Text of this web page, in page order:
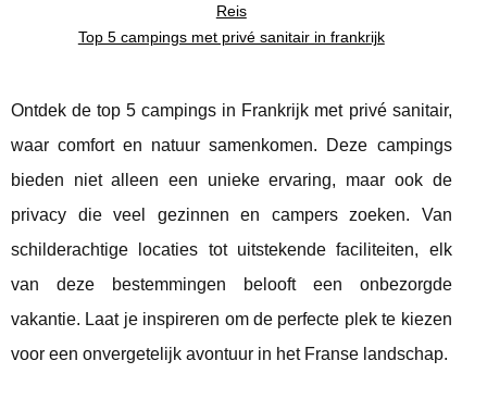
Reis
Top 5 campings met privé sanitair in frankrijk
Ontdek de top 5 campings in Frankrijk met privé sanitair,
waar comfort en natuur samenkomen. Deze campings
bieden niet alleen een unieke ervaring, maar ook de
privacy die veel gezinnen en campers zoeken. Van
schilderachtige locaties tot uitstekende faciliteiten, elk
van deze bestemmingen belooft een onbezorgde
vakantie. Laat je inspireren om de perfecte plek te kiezen
voor een onvergetelijk avontuur in het Franse landschap.